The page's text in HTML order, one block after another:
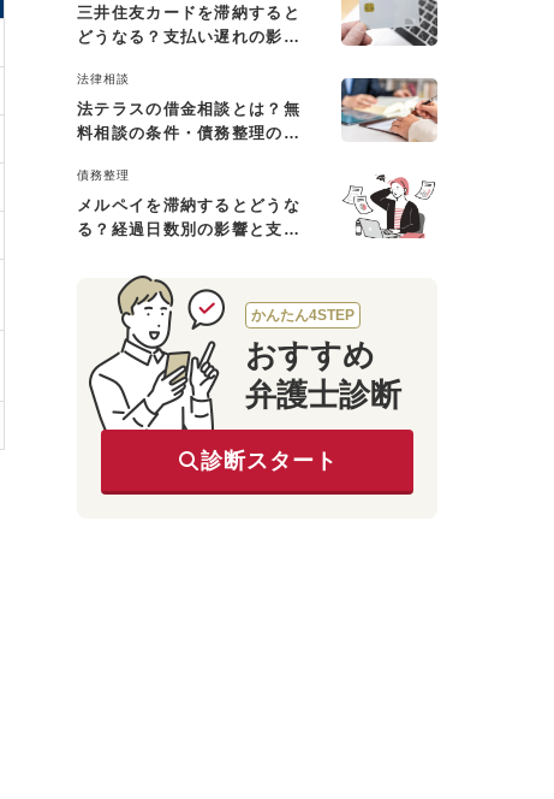
三井住友カードを滞納すると
どうなる？支払い遅れの影響
法律相談
法テラスの借金相談とは？無
料相談の条件・債務整理の費
債務整理
メルペイを滞納するとどうな
る？経過日数別の影響と支払
かんたん4STEP
おすすめ
弁護士診断
診断スタート